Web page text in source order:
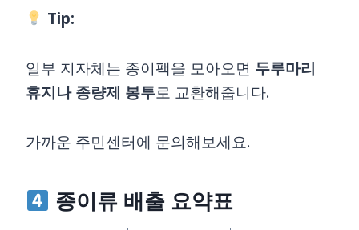
Tip:
일부 지자체는 종이팩을 모아오면 두루마리
휴지나 종량제 봉투로 교환해줍니다.
가까운 주민센터에 문의해보세요.
종이류 배출 요약표